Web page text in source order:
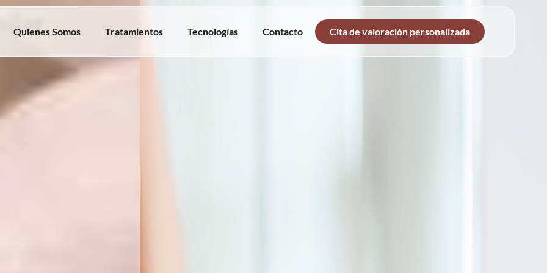
Quienes Somos Tratamientos Tecnologías Contacto Cita de valoración personalizada